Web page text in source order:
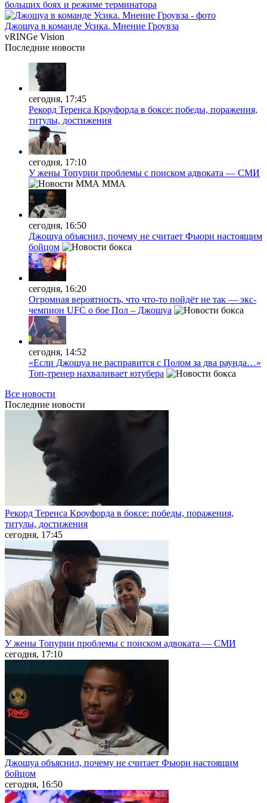
больших боях и режиме терминатора
Джошуа в команде Усика. Мнение Гроувза
vRINGe Vision
Последние новости
сегодня, 17:45
Рекорд Теренса Кроуфорда в боксе: победы, поражения,
титулы, достижения
сегодня, 17:10
У жены Топурии проблемы с поиском адвоката — СМИ
MMA
сегодня, 16:50
Джошуа объяснил, почему не считает Фьюри настоящим
бойцом
сегодня, 16:20
Огромная вероятность, что что-то пойдёт не так — экс-
чемпион UFC о бое Пол – Джошуа
сегодня, 14:52
«Если Джошуа не расправится с Полом за два раунда…»
Топ-тренер нахваливает ютубера
Все новости
Последние новости
Рекорд Теренса Кроуфорда в боксе: победы, поражения,
титулы, достижения
сегодня, 17:45
У жены Топурии проблемы с поиском адвоката — СМИ
сегодня, 17:10
Джошуа объяснил, почему не считает Фьюри настоящим
бойцом
сегодня, 16:50